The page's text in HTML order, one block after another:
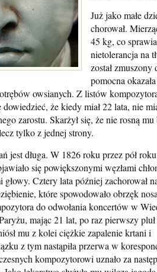
Już jako małe
chorował.
45 kg, co
nietolerancja na
został zmuszony
pomocna
owsianych. Z listów
dowiedzieć, że kiedy miał 22 lata, nie
zarostu. Skarżył się, że nie rosną
tylko z jednej strony.
jest długa. W 1826 roku przez pół roku
się powiększonymi węzłami
głowy. Cztery lata później zachorował
które spowodowało obrzęk
do odwołania koncertów w
mając 21 lat, po raz pierwszy
mu z kolei ciężkie zapalenie krtani i
z tym nastąpiła przerwa w
kompozytorowi uznało za